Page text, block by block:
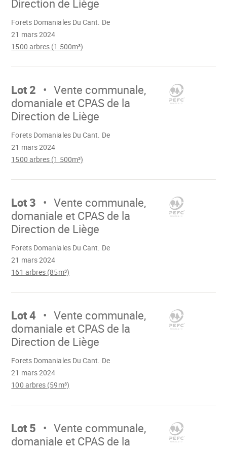
Direction de Liège
21 mars 2024
Forets Domaniales Du Cant. De
1500 arbres (1 500m³)
Aller
Lot 2
Vente communale,
domaniale et CPAS de la
Direction de Liège
21 mars 2024
Forets Domaniales Du Cant. De
1500 arbres (1 500m³)
Aller
Lot 3
Vente communale,
domaniale et CPAS de la
Direction de Liège
21 mars 2024
Forets Domaniales Du Cant. De
161 arbres (85m³)
Aller
Lot 4
Vente communale,
domaniale et CPAS de la
Direction de Liège
21 mars 2024
Forets Domaniales Du Cant. De
100 arbres (59m³)
Aller
Lot 5
Vente communale,
domaniale et CPAS de la